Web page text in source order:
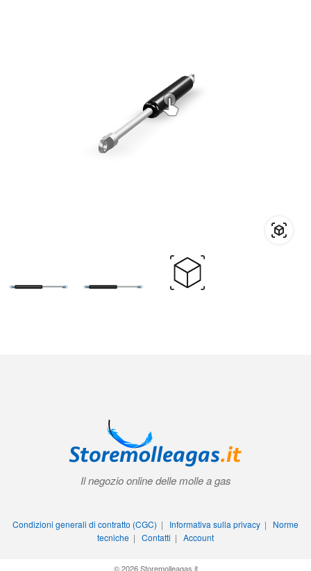
Il negozio online delle molle a gas
Condizioni generali di contratto (CGC) | Informativa sulla privacy | Norme
tecniche | Contatti | Account
© 2026 Storemolleagas.it